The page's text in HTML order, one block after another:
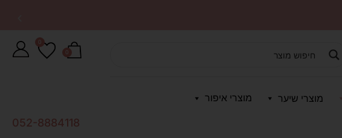
מוצרי שיער מוצרי איפור
0
0
052-8884118